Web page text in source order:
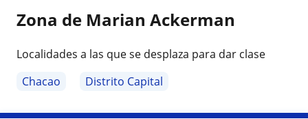
Zona de Marian Ackerman
Localidades a las que se desplaza para dar clase
Chacao
Distrito Capital